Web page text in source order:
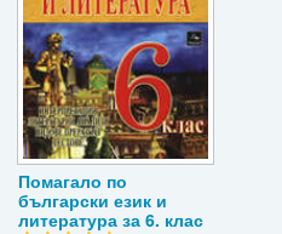
Помагало по
български език и
литература за 6. клас